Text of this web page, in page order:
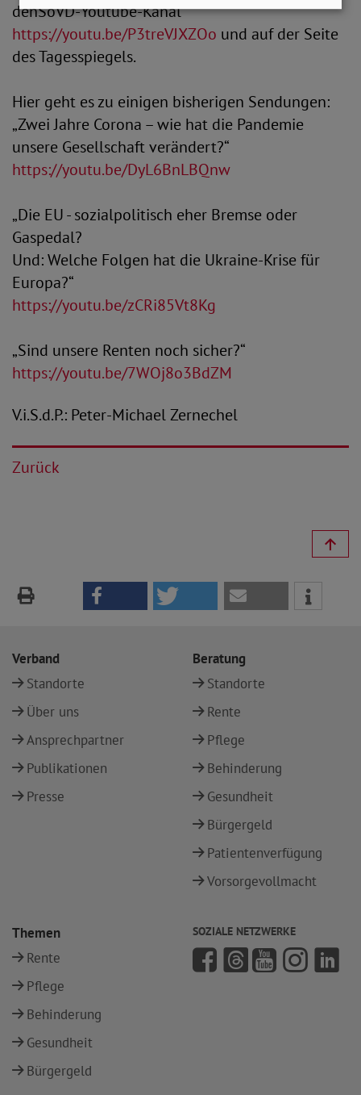
denSoVD-Youtube-Kanal
https://youtu.be/P3treVJXZOo und auf der Seite
des Tagesspiegels.
Hier geht es zu einigen bisherigen Sendungen:
„Zwei Jahre Corona – wie hat die Pandemie
unsere Gesellschaft verändert?“
https://youtu.be/DyL6BnLBQnw
„Die EU - sozialpolitisch eher Bremse oder
Gaspedal?
Und: Welche Folgen hat die Ukraine-Krise für
Europa?“
https://youtu.be/zCRi85Vt8Kg
„Sind unsere Renten noch sicher?“
https://youtu.be/7WOj8o3BdZM
V.i.S.d.P.: Peter-Michael Zernechel
Zurück
Verband
Standorte
Über uns
Ansprechpartner
Publikationen
Presse
Beratung
Standorte
Rente
Pflege
Behinderung
Gesundheit
Bürgergeld
Patientenverfügung
Vorsorgevollmacht
Themen
Rente
Pflege
Behinderung
Gesundheit
Bürgergeld
SOZIALE NETZWERKE